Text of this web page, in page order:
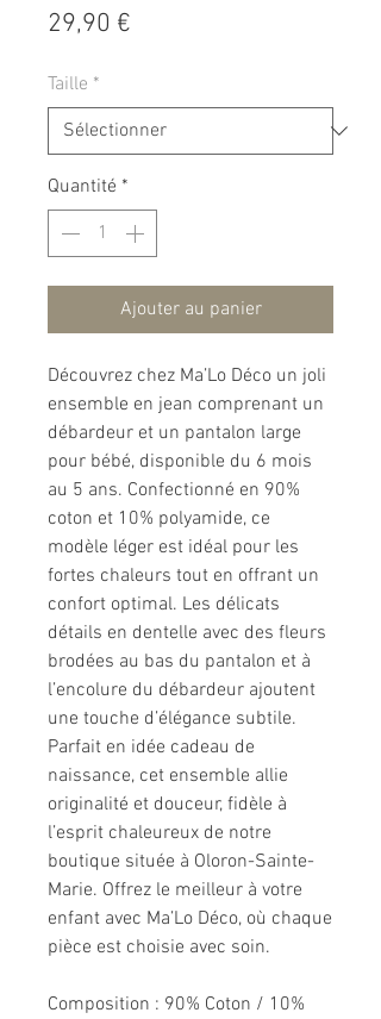
29,90 €
Taille *
Quantité *
Ajouter au panier
Découvrez chez Ma’Lo Déco un joli
ensemble en jean comprenant un
débardeur et un pantalon large
pour bébé, disponible du 6 mois
au 5 ans. Confectionné en 90%
coton et 10% polyamide, ce
modèle léger est idéal pour les
fortes chaleurs tout en offrant un
confort optimal. Les délicats
détails en dentelle avec des fleurs
brodées au bas du pantalon et à
l’encolure du débardeur ajoutent
une touche d’élégance subtile.
Parfait en idée cadeau de
naissance, cet ensemble allie
originalité et douceur, fidèle à
l’esprit chaleureux de notre
boutique située à Oloron-Sainte-
Marie. Offrez le meilleur à votre
enfant avec Ma’Lo Déco, où chaque
pièce est choisie avec soin.
Composition : 90% Coton / 10%